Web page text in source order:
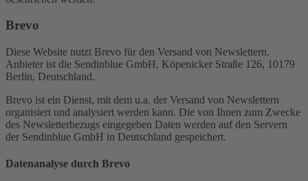
Brevo
Diese Website nutzt Brevo für den Versand von Newslettern.
Anbieter ist die Sendinblue GmbH, Köpenicker Straße 126, 10179
Berlin, Deutschland.
Brevo ist ein Dienst, mit dem u.a. der Versand von Newslettern
organisiert und analysiert werden kann. Die von Ihnen zum Zwecke
des Newsletterbezugs eingegeben Daten werden auf den Servern
der Sendinblue GmbH in Deutschland gespeichert.
Datenanalyse durch Brevo